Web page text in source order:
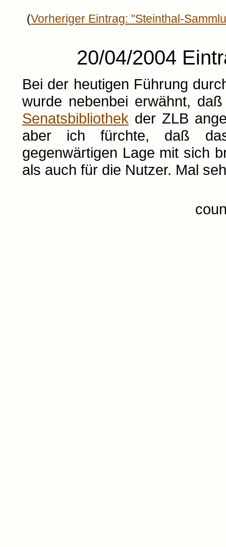
(Vorheriger Eintrag: "Steinthal-
20/04/2004
Bei der heutigen Führung
wurde nebenbei erwähnt,
Senatsbibliothek der ZLB
aber ich fürchte, daß
gegenwärtigen Lage mit sich
als auch für die Nutzer. Mal